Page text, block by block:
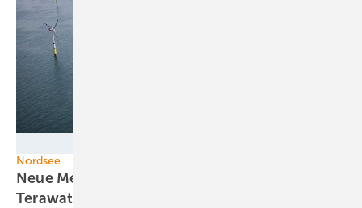
Nordsee
Neue Meereswindparks schnell im
Terawattstundenmodus